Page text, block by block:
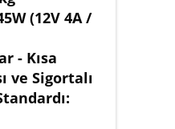
(12V 4A /
- Kısa
ve Sigortalı